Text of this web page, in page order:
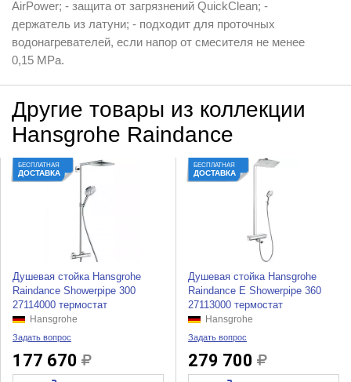
AirPower; - защита от загрязнений QuickClean; -
держатель из латуни; - подходит для проточных
водонагревателей, если напор от смесителя не менее
0,15 МРа.
Другие товары из коллекции
Hansgrohe Raindance
БЕСПЛАТНАЯ
ДОСТАВКА
Душевая стойка Hansgrohe
Raindance Showerpipe 300
27114000 термостат
Hansgrohe
Задать вопрос
177 670
БЕСПЛАТНАЯ
ДОСТАВКА
Душевая стойка Hansgrohe
Raindance E Showerpipe 360
27113000 термостат
Hansgrohe
Задать вопрос
279 700